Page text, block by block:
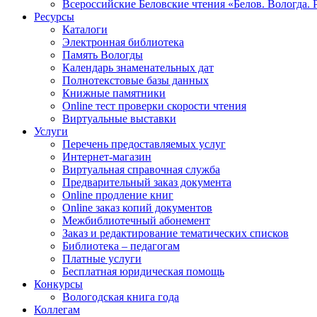
Всероссийские Беловские чтения «Белов. Вологда.
Ресурсы
Каталоги
Электронная библиотека
Память Вологды
Календарь знаменательных дат
Полнотекстовые базы данных
Книжные памятники
Online тест проверки скорости чтения
Виртуальные выставки
Услуги
Перечень предоставляемых услуг
Интернет-магазин
Виртуальная справочная служба
Предварительный заказ документа
Online продление книг
Online заказ копий документов
Межбиблиотечный абонемент
Заказ и редактирование тематических списков
Библиотека – педагогам
Платные услуги
Бесплатная юридическая помощь
Конкурсы
Вологодская книга года
Коллегам